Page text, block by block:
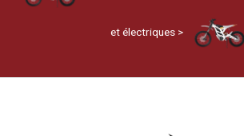
et électriques >